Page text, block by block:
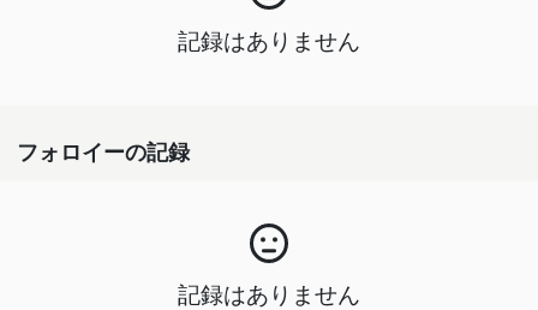
記録はありません
フォロイーの記録
記録はありません